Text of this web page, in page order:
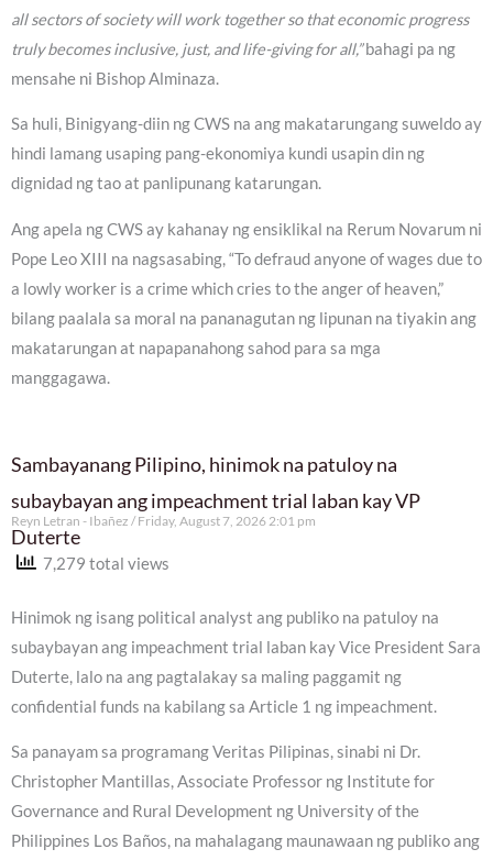
all sectors of society will work together so that economic progress
truly becomes inclusive, just, and life-giving for all,”bahagi pa ng
mensahe ni Bishop Alminaza.
Sa huli, Binigyang-diin ng CWS na ang makatarungang suweldo ay
hindi lamang usaping pang-ekonomiya kundi usapin din ng
dignidad ng tao at panlipunang katarungan.
Ang apela ng CWS ay kahanay ng ensiklikal na Rerum Novarum ni
Pope Leo XIII na nagsasabing, “To defraud anyone of wages due to
a lowly worker is a crime which cries to the anger of heaven,”
bilang paalala sa moral na pananagutan ng lipunan na tiyakin ang
makatarungan at napapanahong sahod para sa mga
manggagawa.
Sambayanang Pilipino, hinimok na patuloy na
subaybayan ang impeachment trial laban kay VP
Duterte
Reyn Letran - Ibañez Friday, August 7, 2026 2:01 pm
7,279 total views
Hinimok ng isang political analyst ang publiko na patuloy na
subaybayan ang impeachment trial laban kay Vice President Sara
Duterte, lalo na ang pagtalakay sa maling paggamit ng
confidential funds na kabilang sa Article 1 ng impeachment.
Sa panayam sa programang Veritas Pilipinas, sinabi ni Dr.
Christopher Mantillas, Associate Professor ng Institute for
Governance and Rural Development ng University of the
Philippines Los Baños, na mahalagang maunawaan ng publiko ang